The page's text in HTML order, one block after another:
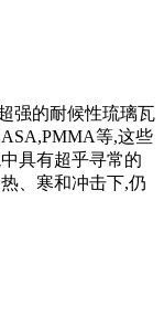
强的耐候性琉璃瓦
等,这些
具有超乎寻常的
、寒和冲击下,仍